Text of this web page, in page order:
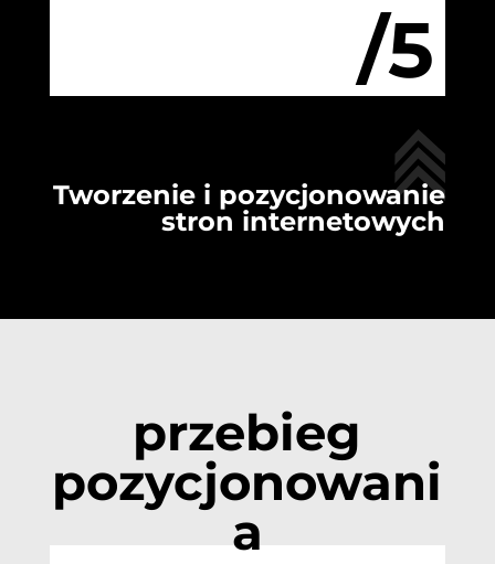
/5
Tworzenie i pozycjonowanie
stron internetowych
przebieg
pozycjonowani
a